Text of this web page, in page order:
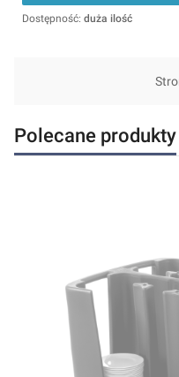
Dostępność: duża ilość
Polecane produkty